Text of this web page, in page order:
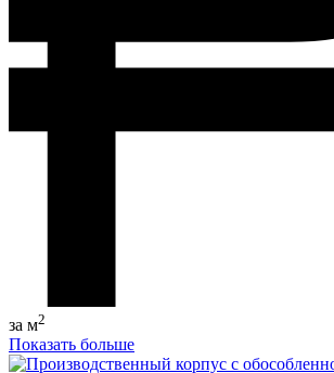
за м2
Показать больше